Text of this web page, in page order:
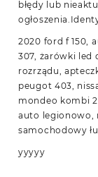
błędy lub
2020 ford f 150,
307, żarówki led
rozrządu,
peugot 403,
mondeo kombi
auto legionowo,
samochodowy
yyyyy